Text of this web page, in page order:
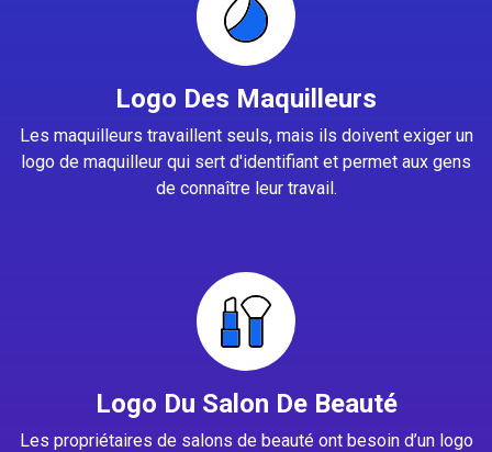
Logo Des Maquilleurs
Les maquilleurs travaillent seuls, mais ils doivent exiger un
logo de maquilleur qui sert d'identifiant et permet aux gens
de connaître leur travail.
Logo Du Salon De Beauté
Les propriétaires de salons de beauté ont besoin d’un logo